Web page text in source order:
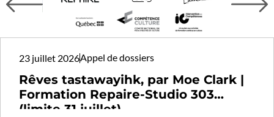
23 juillet 2026Appel de dossiers
Rêves tastawayihk, par Moe Clark |
Formation Repaire-Studio 303
(limite 31 juillet)